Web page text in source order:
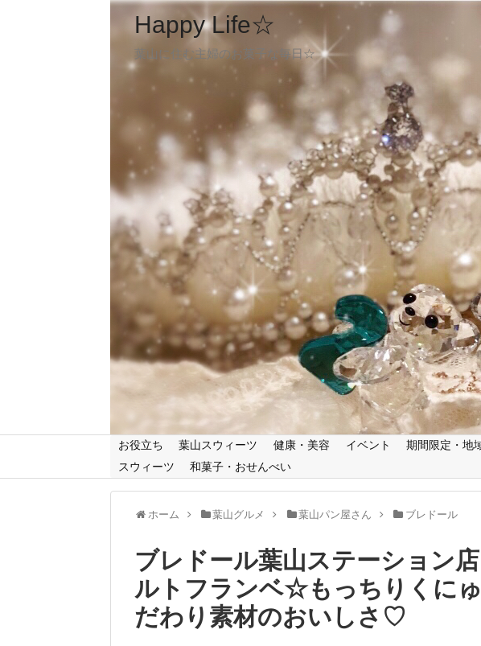
Happy Life☆
葉山に住む主婦のお菓子な毎日☆
お役立ち 葉山スウィーツ 健康・美容 イベント 期間限定・地
スウィーツ
和菓子・おせんべい
ホーム 葉山グルメ 葉山パン屋さん ブレドール
ブレドール葉山ステーション
ルトフランベ☆もっちりくに
だわり素材のおいしさ♡